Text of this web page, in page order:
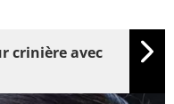
crinière avec